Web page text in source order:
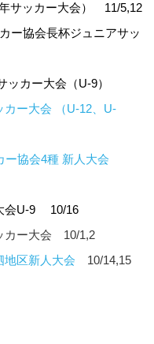
サッカー大会） 11/5,12
ー協会長杯ジュニアサッ
ッカー大会（U-9）
カー大会 （U-12、U-
ー協会4種 新人大会
会U-9 10/16
カー大会 10/1,2
地区新人大会 10/14,15